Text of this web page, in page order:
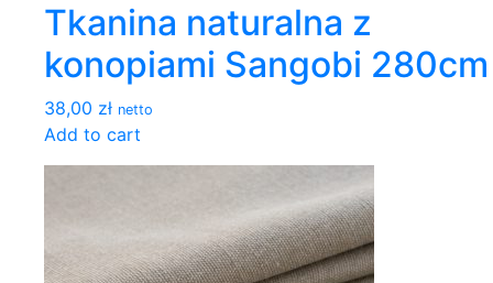
Tkanina naturalna z
konopiami Sangobi 280cm
38,00 zł netto
Add to cart